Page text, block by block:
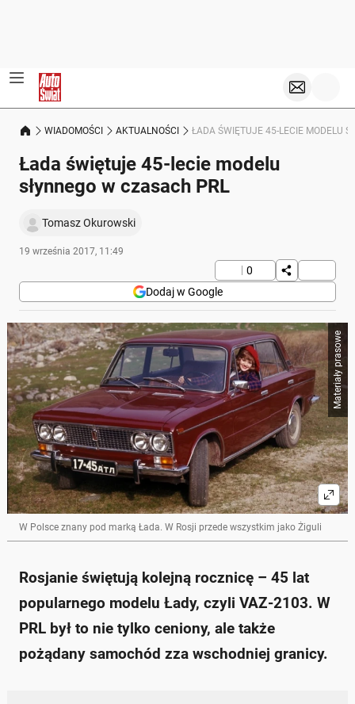
WIADOMOŚCI AKTUALNOŚCI ŁADA ŚWIĘTUJE 45-LECIE MODELU
Łada świętuje 45-lecie modelu
słynnego w czasach PRL
Tomasz Okurowski
19 września 2017, 11:49
0
Dodaj w Google
Materiały prasowe
W Polsce znany pod marką Łada. W Rosji przede wszystkim jako Żiguli
Rosjanie świętują kolejną rocznicę – 45 lat
popularnego modelu Łady, czyli VAZ-2103. W
PRL był to nie tylko ceniony, ale także
pożądany samochód zza wschodniej granicy.